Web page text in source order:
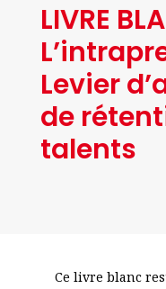
LIVRE
Levier
de
talents
Ce livre blanc